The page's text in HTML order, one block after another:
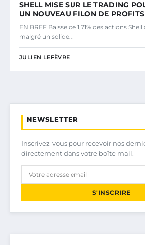
SHELL MISE SUR LE TRADING
UN NOUVEAU FILON DE PROFITS
EN BREF Baisse de 1,71% des actions Shell
malgré un solide…
JULIEN LEFÈVRE
NEWSLETTER
Inscrivez-vous pour recevoir nos
directement dans votre boîte mail.
S'INSCRIRE